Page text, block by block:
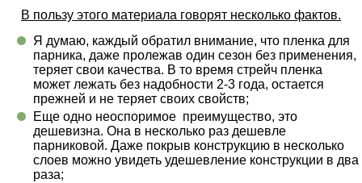
В пользу этого материала говорят несколько фактов.
Я думаю, каждый обратил внимание, что пленка для
парника, даже пролежав один сезон без применения,
теряет свои качества. В то время стрейч пленка
может лежать без надобности 2-3 года, остается
прежней и не теряет своих свойств;
Еще одно неоспоримое преимущество, это
дешевизна. Она в несколько раз дешевле
парниковой. Даже покрыв конструкцию в несколько
слоев можно увидеть удешевление конструкции в два
раза;